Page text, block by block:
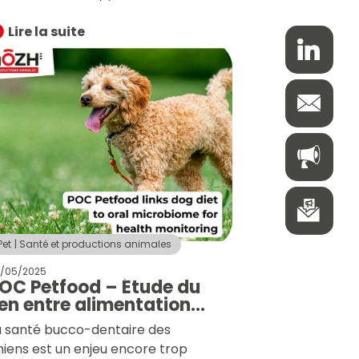
devient un levier clé
innover, formuler et valoriser
aliments contribuant au bien-
des animaux de compagnie.
Date : 19 juin 2025
Heure :
Format : En ligne
m’inscris
Lire la suite
Santé et productions animales
05/2025
Petfood – Étude du
entre alimentation
microbiote buccal
le chien
santé bucco-dentaire des
est un enjeu encore trop